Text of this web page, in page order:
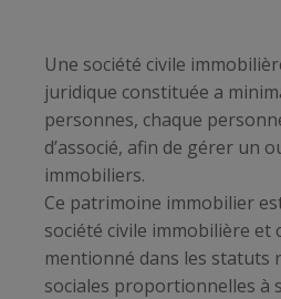
Une société civile
juridique constituée a
personnes, chaque
d’associé, afin de gérer un
immobiliers.
Ce patrimoine immobilier
société civile immobilière et
mentionné dans les statuts
sociales proportionnelles à